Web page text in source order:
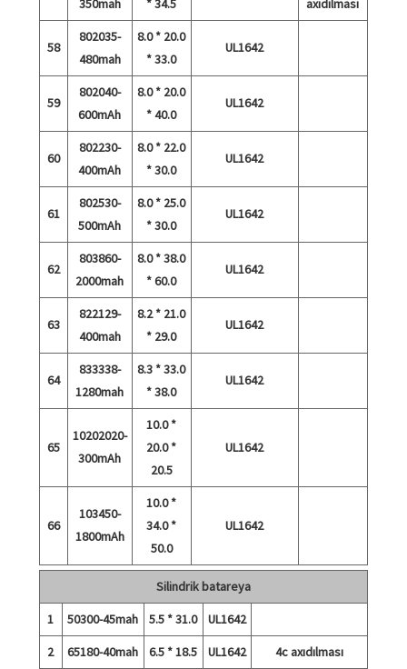
350mah
* 34.5
axıdılması
58
802035-
480mah
8.0 * 20.0
* 33.0
UL1642
59
802040-
600mAh
8.0 * 20.0
* 40.0
UL1642
60
802230-
400mAh
8.0 * 22.0
* 30.0
UL1642
61
802530-
500mAh
8.0 * 25.0
* 30.0
UL1642
62
803860-
2000mah
8.0 * 38.0
* 60.0
UL1642
63
822129-
400mah
8.2 * 21.0
* 29.0
UL1642
64
833338-
1280mah
8.3 * 33.0
* 38.0
UL1642
65
10202020-
300mAh
10.0 *
20.0 *
20.5
UL1642
66
103450-
1800mAh
10.0 *
34.0 *
50.0
UL1642
Silindrik batareya
1
50300-45mah 5.5 * 31.0
UL1642
2
65180-40mah 6.5 * 18.5 UL1642
4c axıdılması